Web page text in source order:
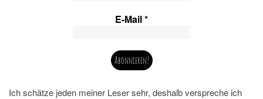
E-Mail*
Ich schätze jeden meiner Leser sehr, deshalb verspreche ich